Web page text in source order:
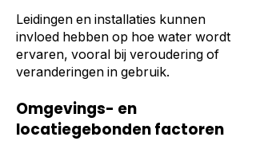
Leidingen en installaties kunnen
invloed hebben op hoe water wordt
ervaren, vooral bij veroudering of
veranderingen in gebruik.
Omgevings- en
locatiegebonden factoren